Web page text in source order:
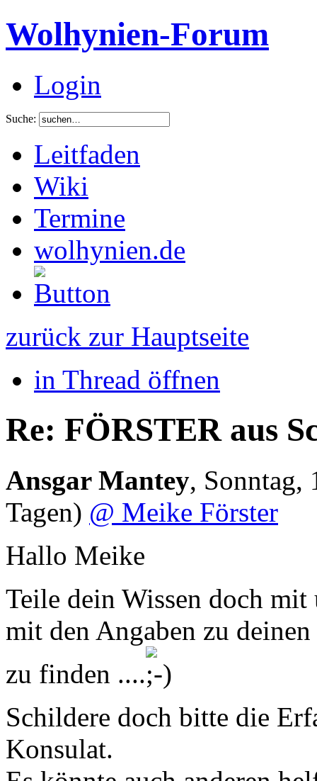
Wolhynien-Forum
Login
Suche:
Leitfaden
Wiki
Termine
wolhynien.de
zurück zur Hauptseite
in Thread öffnen
Re: FÖRSTER aus
Ansgar Mantey, Sonntag,
Tagen) @ Meike Förster
Hallo Meike
Teile dein Wissen doch
mit den Angaben zu
zu finden ....
Schildere doch bitte die
Konsulat.